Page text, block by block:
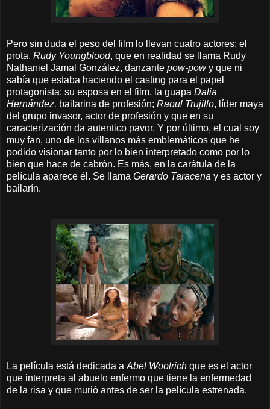
Pero sin duda el peso del film lo llevan cuatro actores: el
prota, Rudy Youngblood, que en realidad se llama Rudy
Nathaniel Jamal González, danzante pow-powy que ni
sabía que estaba haciendo el casting para el papel
protagonista; su esposa en el film, la guapa Dalia
Hernández, bailarina de profesión; Raoul Trujillo, líder maya
del grupo invasor, actor de profesión y que en su
caracterización da autentico pavor. Y por último, el cual soy
muy fan, uno de los villanos más emblemáticos que he
podido visionar tanto por lo bien interpretado como por lo
bien que hace de cabrón. Es más, en la carátula de la
película aparece él. Se llama Gerardo Taracena y es actor y
bailarín.
La película está dedicada a Abel Woolrich que es el actor
que interpreta al abuelo enfermo que tiene la enfermedad
de la risa y que murió antes de ser la película estrenada.